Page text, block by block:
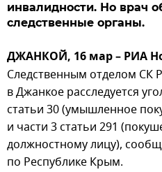
инвалидности. Но врач
следственные органы.
ДЖАНКОЙ, 16 мар – РИА
Следственным отделом СК
в Джанкое расследуется
статьи 30 (умышленное
и части 3 статьи 291
должностному лицу),
по Республике Крым.